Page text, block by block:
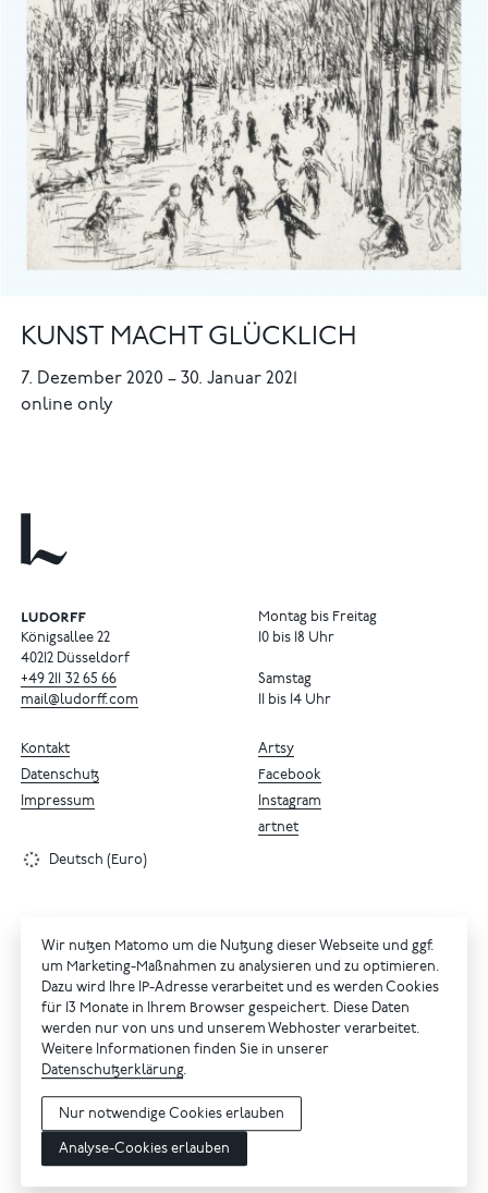
KUNST MACHT GLÜCKLICH
7. Dezember 2020–30. Januar 2021
online only
Königsallee 22
40212 Düsseldorf
+49 211 32 65 66
mail@ludorff.com
Montag bis Freitag
10 bis 18 Uhr
Samstag
11 bis 14 Uhr
Artsy
Facebook
Instagram
artnet
Kontakt
Datenschutz
Impressum
Deutsch (Euro)
Wir nutzen Matomo um die Nutzung dieser Webseite und ggf.
um Marketing-Maßnahmen zu analysieren und zu optimieren.
Dazu wird Ihre IP-Adresse verarbeitet und es werden Cookies
für 13 Monate in Ihrem Browser gespeichert. Diese Daten
werden nur von uns und unserem Webhoster verarbeitet.
Weitere Informationen finden Sie in unserer
Datenschutzerklärung.
Nur notwendige Cookies erlauben
Analyse-Cookies erlauben